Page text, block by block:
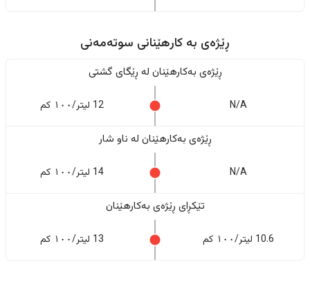
ڕێژەى به کارهێنانی سوتەمەنی
ڕێژەى بەکارهێنان له ڕێگای گشتی
N/A 12 لیتر/١٠٠ کم
ڕێژەى بەکارهێنان له ناو شار
N/A 14 لیتر/١٠٠ کم
تێکڕای ڕێژەى بەکارهێنان
10.6 لیتر/١٠٠ کم 13 لیتر/١٠٠ کم